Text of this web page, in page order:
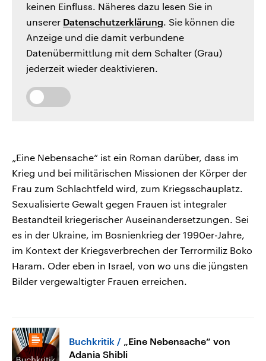
keinen Einfluss. Näheres dazu lesen Sie in
unserer Datenschutzerklärung. Sie können die
Anzeige und die damit verbundene
Datenübermittlung mit dem Schalter (Grau)
jederzeit wieder deaktivieren.
„Eine Nebensache“ ist ein Roman darüber, dass im
Krieg und bei militärischen Missionen der Körper der
Frau zum Schlachtfeld wird, zum Kriegsschauplatz.
Sexualisierte Gewalt gegen Frauen ist integraler
Bestandteil kriegerischer Auseinandersetzungen. Sei
es in der Ukraine, im Bosnienkrieg der 1990er-Jahre,
im Kontext der Kriegsverbrechen der Terrormiliz Boko
Haram. Oder eben in Israel, von wo uns die jüngsten
Bilder vergewaltigter Frauen erreichen.
Buchkritik
„Eine Nebensache“ von
Adania Shibli